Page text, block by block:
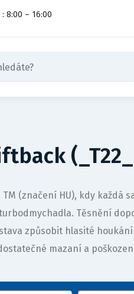
: 8:00 – 16:00
(značení HU), kdy
Těsnění
způsobit hlasité
mazaní a